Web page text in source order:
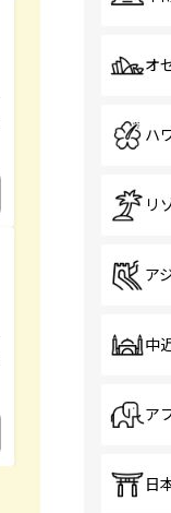
オ
ハ
リ
ア
中
ア
日